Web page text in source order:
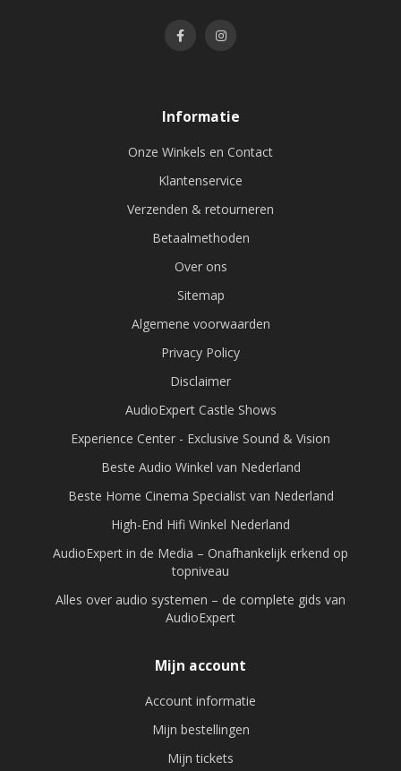
Informatie
Onze Winkels en Contact
Klantenservice
Verzenden & retourneren
Betaalmethoden
Over ons
Sitemap
Algemene voorwaarden
Privacy Policy
Disclaimer
AudioExpert Castle Shows
Experience Center - Exclusive Sound & Vision
Beste Audio Winkel van Nederland
Beste Home Cinema Specialist van Nederland
High-End Hifi Winkel Nederland
AudioExpert in de Media – Onafhankelijk erkend op
topniveau
Alles over audio systemen – de complete gids van
AudioExpert
Mijn account
Account informatie
Mijn bestellingen
Mijn tickets